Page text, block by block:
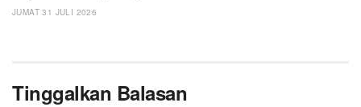
JUMAT 31 JULI 2026
Tinggalkan Balasan